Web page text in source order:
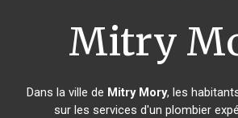
Mitry
Dans la ville de Mitry Mory, les
sur les services d'un plombier